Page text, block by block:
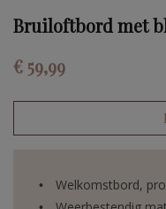
Bruiloftbord met
€ 59,99
Welkomstbord,